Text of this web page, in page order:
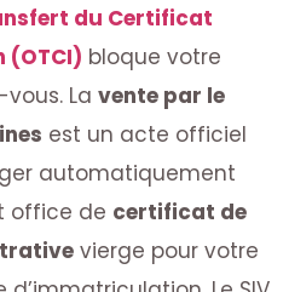
du Certificat
(OTCI) bloque votre
La vente par le
est un acte officiel
automatiquement
office de certificat de
vierge pour votre